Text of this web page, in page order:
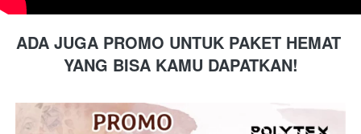
ADA JUGA PROMO UNTUK PAKET HEMAT
YANG BISA KAMU DAPATKAN!